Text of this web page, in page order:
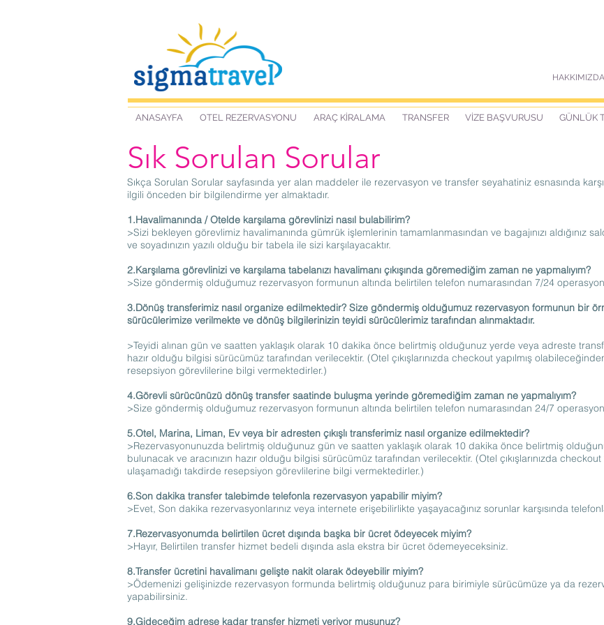
HAKKIMIZDA
Sık Sorulan Sorular
Sıkça Sorulan Sorular sayfasında yer alan maddeler ile rezervasyon ve transfer seyahatiniz esnasında
ilgili önceden bir bilgilendirme yer almaktadır.
1.Havalimanında / Otelde karşılama görevlinizi nasıl bulabilirim?
>Sizi bekleyen görevlimiz havalimanında gümrük işlemlerinin tamamlanmasından ve bagajınızı aldığınız
ve soyadınızın yazılı olduğu bir tabela ile sizi karşılayacaktır.
2.Karşılama görevlinizi ve karşılama tabelanızı havalimanı çıkışında göremediğim zaman ne yapmalıyım?
>Size göndermiş olduğumuz rezervasyon formunun altında belirtilen telefon numarasından 7/24
3.Dönüş transferimiz nasıl organize edilmektedir? Size göndermiş olduğumuz rezervasyon formunun bir
sürücülerimize verilmekte ve dönüş bilgilerinizin teyidi sürücülerimiz tarafından alınmaktadır.
>Teyidi alınan gün ve saatten yaklaşık olarak 10 dakika önce belirtmiş olduğunuz yerde veya adreste
hazır olduğu bilgisi sürücümüz tarafından verilecektir. (Otel çıkışlarınızda checkout yapılmış
resepsiyon görevlilerine bilgi vermektedirler.)
4.Görevli sürücünüzü dönüş transfer saatinde buluşma yerinde göremediğim zaman ne yapmalıyım?
>Size göndermiş olduğumuz rezervasyon formunun altında belirtilen telefon numarasından 24/7
5.Otel, Marina, Liman, Ev veya bir adresten çıkışlı transferimiz nasıl organize edilmektedir?
>Rezervasyonunuzda belirtmiş olduğunuz gün ve saatten yaklaşık olarak 10 dakika önce belirtmiş
bulunacak ve aracınızın hazır olduğu bilgisi sürücümüz tarafından verilecektir. (Otel çıkışlarınızda
ulaşamadığı takdirde resepsiyon görevlilerine bilgi vermektedirler.)
6.Son dakika transfer talebimde telefonla rezervasyon yapabilir miyim?
>Evet, Son dakika rezervasyonlarınız veya internete erişebilirlikte yaşayacağınız sorunlar karşısında
7.Rezervasyonumda belirtilen ücret dışında başka bir ücret ödeyecek miyim?
>Hayır, Belirtilen transfer hizmet bedeli dışında asla ekstra bir ücret ödemeyeceksiniz.
8.Transfer ücretini havalimanı gelişte nakit olarak ödeyebilir miyim?
>Ödemenizi gelişinizde rezervasyon formunda belirtmiş olduğunuz para birimiyle sürücümüze ya da
yapabilirsiniz.
9.Gideceğim adrese kadar transfer hizmeti veriyor musunuz?
ANASAYFA OTEL REZERVASYONU ARAÇ KİRALAMA TRANSFER VİZE BAŞVURUSU GÜNLÜK